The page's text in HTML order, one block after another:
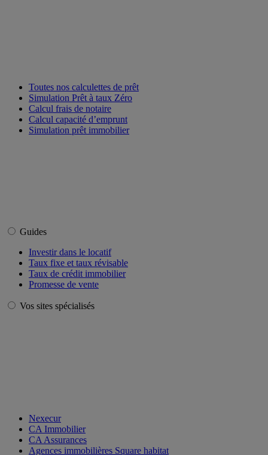
Toutes nos calculettes de prêt
Simulation Prêt à taux Zéro
Calcul frais de notaire
Calcul capacité d’emprunt
Simulation prêt immobilier
Guides
Investir dans le locatif
Taux fixe et taux révisable
Taux de crédit immobilier
Promesse de vente
Vos sites spécialisés
Nexecur
CA Immobilier
CA Assurances
Agences immobilières Square habitat